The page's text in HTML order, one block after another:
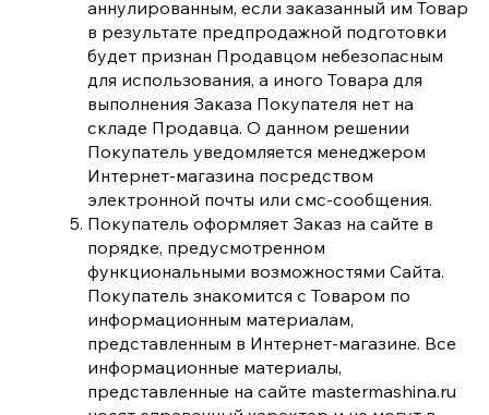
аннулированным, если заказанный им Товар
в результате предпродажной подготовки
будет признан Продавцом небезопасным
для использования, а иного Товара для
выполнения Заказа Покупателя нет на
складе Продавца. О данном решении
Покупатель уведомляется менеджером
Интернет-магазина посредством
электронной почты или смс-сообщения.
Покупатель оформляет Заказ на сайте в
порядке, предусмотренном
функциональными возможностями Сайта.
Покупатель знакомится с Товаром по
информационным материалам,
представленным в Интернет-магазине. Все
информационные материалы,
представленные на сайте mastermashina.ru